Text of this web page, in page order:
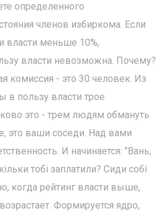
определенного
членов избиркома. Если
власти меньше 10%,
власти невозможна. Почему?
комиссия - это 30 человек. Из
в пользу власти трое.
это - трем людям обмануть
это ваши соседи. Над вами
И начинается: "Вань,
тобі заплатили? Сиди собі
когда рейтинг власти выше,
Формируется ядро,